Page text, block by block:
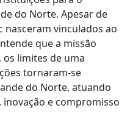
do Norte. Apesar de
nasceram vinculados ao
que a missão
limites de uma
tornaram-se
do Norte, atuando
e compromisso